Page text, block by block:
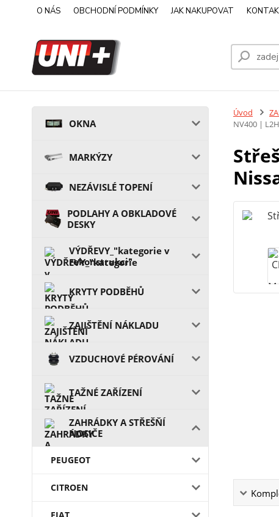
O NÁS OBCHODNÍ PODMÍNKY JAK NAKUPOVAT
OKNA
MARKÝZY
NEZÁVISLÉ TOPENÍ
PODLAHY A OBKLADOVÉ
DESKY
VÝDŘEVY_"kategorie v
rekonstrukci"
KRYTY PODBĚHŮ
ZAJIŠTĚNÍ NÁKLADU
VZDUCHOVÉ PÉROVÁNÍ
TAŽNÉ ZAŘÍZENÍ
ZAHRÁDKY A STŘEŠŇÍ
NOSIČE
PEUGEOT
CITROEN
Úvod
NV400 |